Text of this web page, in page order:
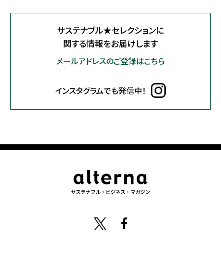
サステナブル★セレクションに
関する情報をお届けします
メールアドレスのご登録はこちら
インスタグラムでも発信中！